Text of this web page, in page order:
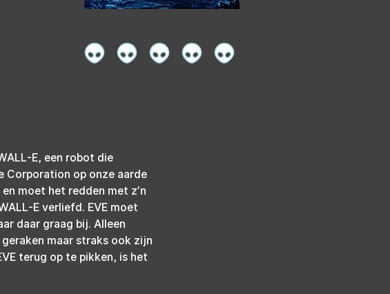
E, een robot die
Corporation op onze aarde
moet het redden met z’n
E verliefd. EVE moet
daar graag bij. Alleen
maar straks ook zijn
terug op te pikken, is het